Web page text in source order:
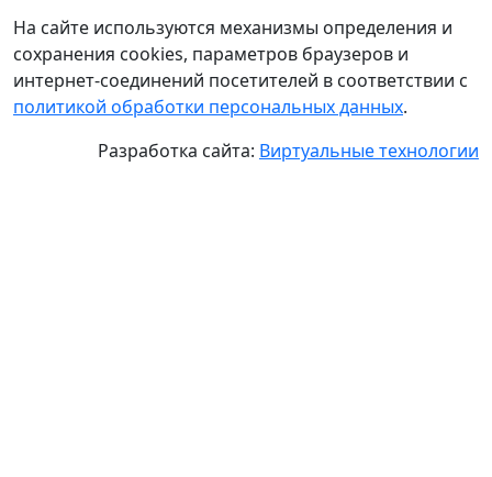
На сайте используются механизмы определения и
сохранения cookies, параметров браузеров и
интернет-соединений посетителей в соответствии с
политикой обработки персональных данных.
Разработка сайта: Виртуальные технологии